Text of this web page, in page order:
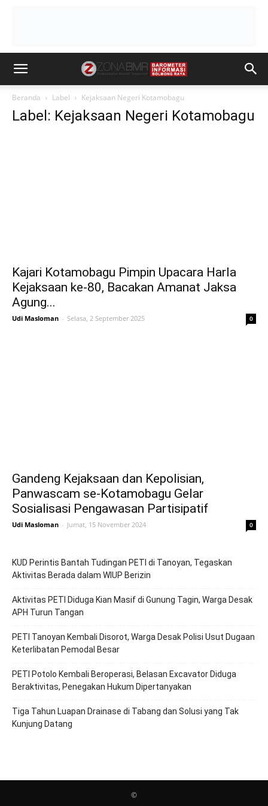
Beranda Label Kejaksaan Negeri Kotamobagu
Label: Kejaksaan Negeri Kotamobagu
Kajari Kotamobagu Pimpin Upacara Harla
Kejaksaan ke-80, Bacakan Amanat Jaksa
Agung...
Udi Masloman - Selasa, 2 September 2025 0
Gandeng Kejaksaan dan Kepolisian,
Panwascam se-Kotamobagu Gelar
Sosialisasi Pengawasan Partisipatif
Udi Masloman - Jumat, 15 November 2024 0
KUD Perintis Bantah Tudingan PETI di Tanoyan, Tegaskan
Aktivitas Berada dalam WIUP Berizin
Aktivitas PETI Diduga Kian Masif di Gunung Tagin, Warga Desak
APH Turun Tangan
PETI Tanoyan Kembali Disorot, Warga Desak Polisi Usut Dugaan
Keterlibatan Pemodal Besar
PETI Potolo Kembali Beroperasi, Belasan Excavator Diduga
Beraktivitas, Penegakan Hukum Dipertanyakan
Tiga Tahun Luapan Drainase di Tabang dan Solusi yang Tak
Kunjung Datang
©